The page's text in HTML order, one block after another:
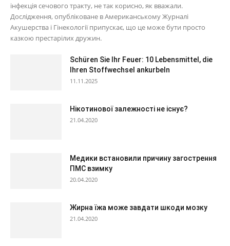
інфекція сечового тракту, не так корисно, як вважали.
Дослідження, опубліковане в Американському Журналі
Акушерства і Гінекології припускає, що це може бути просто
казкою престарілих дружин.
Schüren Sie Ihr Feuer: 10 Lebensmittel, die
Ihren Stoffwechsel ankurbeln
11.11.2025
Нікотинової залежності не існує?
21.04.2020
Медики встановили причину загострення
ПМС взимку
20.04.2020
Жирна їжа може завдати шкоди мозку
21.04.2020